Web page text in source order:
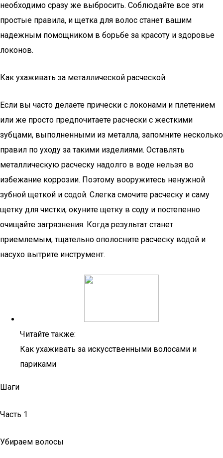
необходимо сразу же выбросить. Соблюдайте все эти
простые правила, и щетка для волос станет вашим
надежным помощником в борьбе за красоту и здоровье
локонов.
Как ухаживать за металлической расческой
Если вы часто делаете прически с локонами и плетением
или же просто предпочитаете расчески с жесткими
зубцами, выполненными из металла, запомните несколько
правил по уходу за такими изделиями. Оставлять
металлическую расческу надолго в воде нельзя во
избежание коррозии. Поэтому вооружитесь ненужной
зубной щеткой и содой. Слегка смочите расческу и саму
щетку для чистки, окуните щетку в соду и постепенно
очищайте загрязнения. Когда результат станет
приемлемым, тщательно ополосните расческу водой и
насухо вытрите инструмент.
Читайте также:
Как ухаживать за искусственными волосами и
париками
Шаги
Часть 1
Убираем волосы